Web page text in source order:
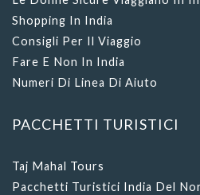
Shopping In India
Consigli Per Il Viaggio
Fare E Non In India
Numeri Di Linea Di Aiuto
PACCHETTI TURISTICI
Taj Mahal Tours
Pacchetti Turistici India Del